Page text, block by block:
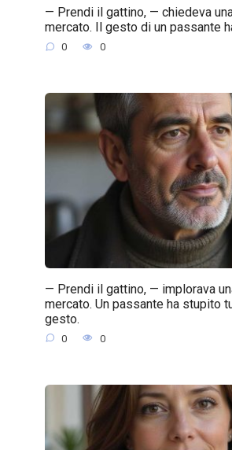
— Prendi il gattino, — chiedeva
mercato. Il gesto di un passante
0 0
— Prendi il gattino, — implorava
mercato. Un passante ha stupito
gesto.
0 0